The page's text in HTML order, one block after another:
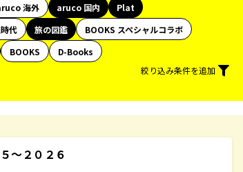
海外 aruco 国内
Plat
代 旅の図鑑
BOOKS スペシャルコラボ
BOOKS
D-Books
絞り込み条件を追加
～２０２６